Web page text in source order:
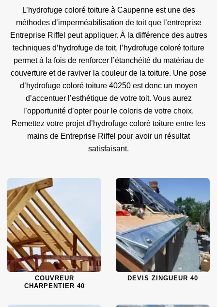
L’hydrofuge coloré toiture à Caupenne est une des
méthodes d’imperméabilisation de toit que l’entreprise
Entreprise Riffel peut appliquer. À la différence des autres
techniques d’hydrofuge de toit, l’hydrofuge coloré toiture
permet à la fois de renforcer l’étanchéité du matériau de
couverture et de raviver la couleur de la toiture. Une pose
d’hydrofuge coloré toiture 40250 est donc un moyen
d’accentuer l’esthétique de votre toit. Vous aurez
l’opportunité d’opter pour le coloris de votre choix.
Remettez votre projet d’hydrofuge coloré toiture entre les
mains de Entreprise Riffel pour avoir un résultat
satisfaisant.
COUVREUR
CHARPENTIER 40
DEVIS ZINGUEUR 40